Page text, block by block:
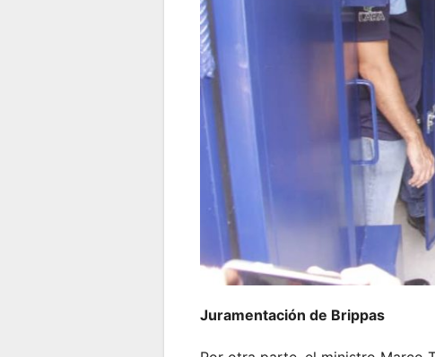
Juramentación de Brippas